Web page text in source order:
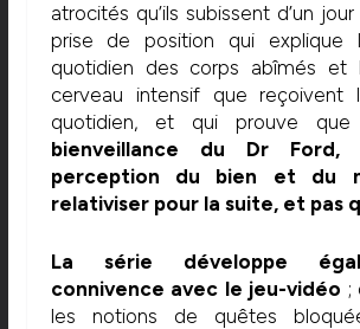
atrocités qu’ils subissent d’un jour
prise de position qui explique
quotidien des corps abîmés et
cerveau intensif que reçoivent
quotidien, et qui prouve que
bienveillance du Dr Ford,
perception du bien et du
relativiser pour la suite, et pas
La série développe
connivence avec le jeu-vidéo ;
les notions de quêtes